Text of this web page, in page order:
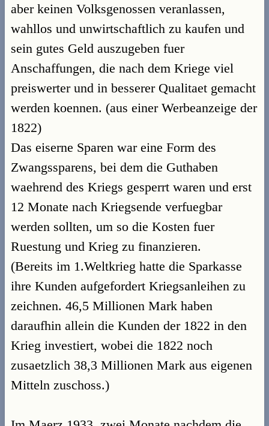
aber keinen Volksgenossen veranlassen,
wahllos und unwirtschaftlich zu kaufen und
sein gutes Geld auszugeben fuer
Anschaffungen, die nach dem Kriege viel
preiswerter und in besserer Qualitaet gemacht
werden koennen. (aus einer Werbeanzeige der
1822)
Das eiserne Sparen war eine Form des
Zwangssparens, bei dem die Guthaben
waehrend des Kriegs gesperrt waren und erst
12 Monate nach Kriegsende verfuegbar
werden sollten, um so die Kosten fuer
Ruestung und Krieg zu finanzieren.
(Bereits im 1.Weltkrieg hatte die Sparkasse
ihre Kunden aufgefordert Kriegsanleihen zu
zeichnen. 46,5 Millionen Mark haben
daraufhin allein die Kunden der 1822 in den
Krieg investiert, wobei die 1822 noch
zusaetzlich 38,3 Millionen Mark aus eigenen
Mitteln zuschoss.)